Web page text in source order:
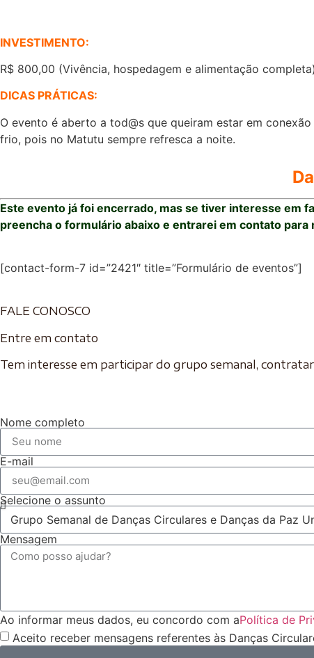
INVESTIMENTO:
R$ 800,00 (Vivência, hospedagem e alimentação completa)
DICAS PRÁTICAS:
O evento é aberto a tod@s que queiram estar em
frio, pois no Matutu sempre refresca a noite.
Este evento já foi encerrado, mas se tiver interesse em
preencha o formulário abaixo e entrarei em contato para
[contact-form-7 id=”2421″ title=”Formulário de eventos”]
FALE CONOSCO
Entre em contato
Tem interesse em participar do grupo semanal,
Nome completo
E-mail
Selecione o assunto
Mensagem
Ao informar meus dados, eu concordo com aPolítica de
Aceito receber mensagens referentes às Danças